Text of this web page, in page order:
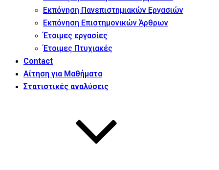
Εκπόνηση Πανεπιστημιακών Εργασιών
Εκπόνηση Επιστημονικών Άρθρων
Έτοιμες εργασίες
Έτοιμες Πτυχιακές
Contact
Αίτηση για Μαθήματα
Στατιστικές αναλύσεις